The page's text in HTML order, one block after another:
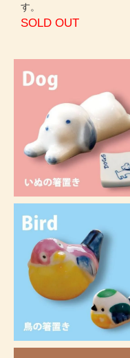
す。
SOLD OUT